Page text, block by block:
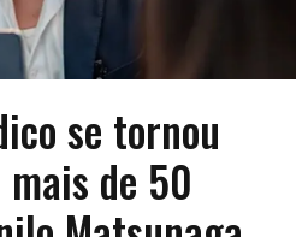
se tornou
de 50